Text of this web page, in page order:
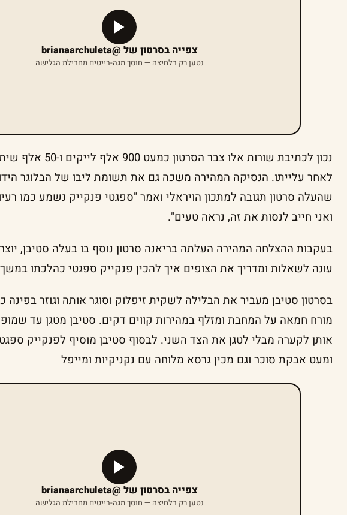
צפייה בסרטון של @brianaarchuleta
נטען רק בלחיצה — חוסך מגה-בייטים מחבילת הגלישה
נכון לכתיבת שורות אלו
לאחר עלייתו. הנסיקה המהירה משכה גם את תשומת ליבו של הבלוגר
שהעלה סרטון תגובה למתכון הויראלי ואמר "ספגטי פנקייק נשמע כמו
ואני חייב לנסות את זה, נראה טעים".
בעקבות ההצלחה המהירה העלתה בריאנה סרטון נוסף בו בעלה סטיבן,
עונה לשאלות ומדריך את הצופים איך להכין פנקייק ספגטי כהלכתו במשך 4 דקות.
בסרטון סטיבן מעביר את הבלילה לשקית זיפלוק וסוגר אותה וגוזר בפינה
מורח חמאה על המחבת ומזלף במהירות קווים דקים. סטיבן מטגן עד
אותן לקערה מבלי לטגן את הצד השני. לבסוף סטיבן מוסיף לפנקייק
ומעט אבקת סוכר וגם מכין גרסא מלוחה עם נקניקיות ומייפל
צפייה בסרטון של @brianaarchuleta
נטען רק בלחיצה — חוסך מגה-בייטים מחבילת הגלישה